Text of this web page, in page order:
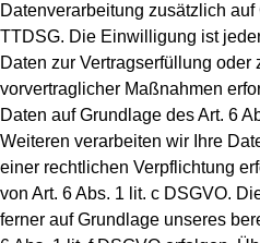
Datenverarbeitung zusätzlich
TTDSG. Die Einwilligung ist
Daten zur Vertragserfüllung oder
vorvertraglicher Maßnahmen
Daten auf Grundlage des Art. 6
Weiteren verarbeiten wir Ihre
einer rechtlichen Verpflichtung
von Art. 6 Abs. 1 lit. c DSGVO.
ferner auf Grundlage unseres